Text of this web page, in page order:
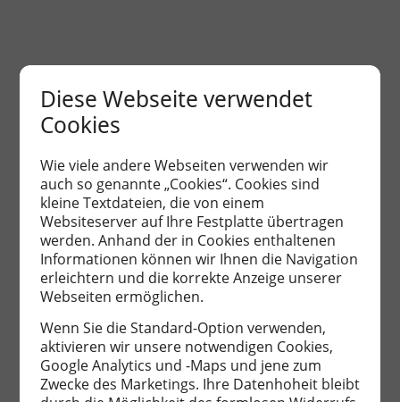
LAGE
Diese Webseite verwendet
Cookies
Wie viele andere Webseiten verwenden wir
auch so genannte „Cookies“. Cookies sind
kleine Textdateien, die von einem
Websiteserver auf Ihre Festplatte übertragen
werden. Anhand der in Cookies enthaltenen
Informationen können wir Ihnen die Navigation
erleichtern und die korrekte Anzeige unserer
Webseiten ermöglichen.
Wenn Sie die Standard-Option verwenden,
aktivieren wir unsere notwendigen Cookies,
Google Analytics und -Maps und jene zum
Zwecke des Marketings. Ihre Datenhoheit bleibt